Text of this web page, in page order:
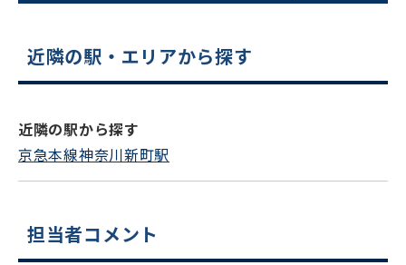
近隣の駅・エリアから探す
近隣の駅から探す
京急本線神奈川新町駅
担当者コメント